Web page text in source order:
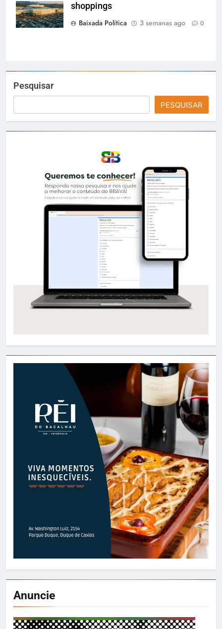
Grande Rio
shoppings
Baixada Política
3 semanas ago 0
Pesquisar
PESQUISAR
Anuncie